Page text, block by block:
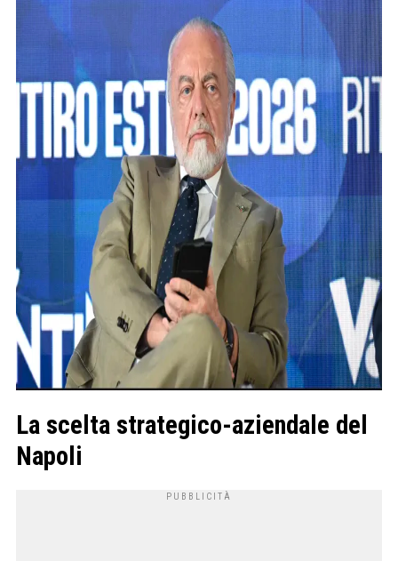
La scelta strategico-aziendale del
Napoli